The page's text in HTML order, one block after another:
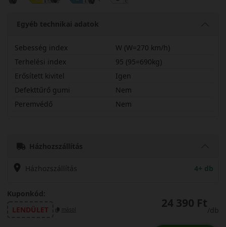
Egyéb technikai adatok
Sebesség index
W (W=270 km/h)
Terhelési index
95 (95=690kg)
Erősített kivitel
Igen
Defekttűrő gumi
Nem
Peremvédő
Nem
Házhozszállítás
Házhozszállítás 4+ db
Kuponkód:
LENDÜLET
másol 24 390 Ft
/db